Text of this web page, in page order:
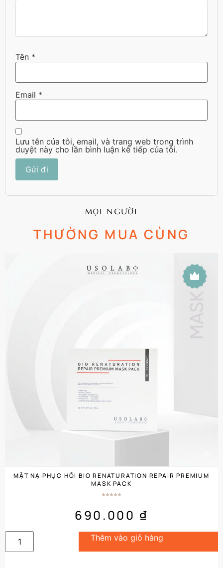
Tên *
Email *
Lưu tên của tôi, email, và trang web trong trình
duyệt này cho lần bình luận kế tiếp của tôi.
MỌI NGƯỜI
THƯỜNG MUA CÙNG
MẶT NẠ PHỤC HỒI BIO RENATURATION REPAIR PREMIUM
MASK PACK
690.000 ₫
Thêm vào giỏ hàng